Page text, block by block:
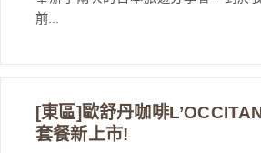
前...
[東區]歐舒丹咖啡
套餐新上市!